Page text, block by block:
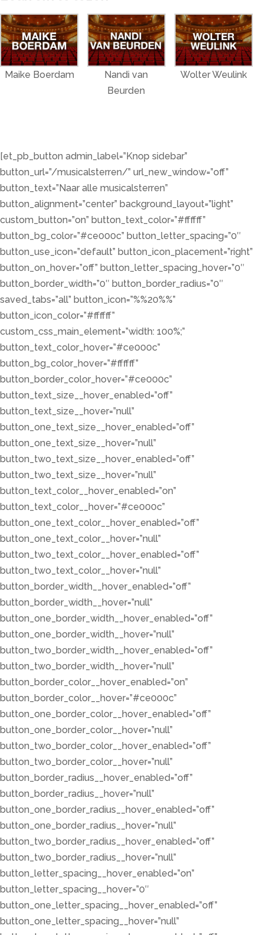
Maike Boerdam
Nandi van
Beurden
Wolter Weulink
[et_pb_button admin_label=”Knop sidebar”
button_url=”/musicalsterren/” url_new_window=”off”
button_text=”Naar alle musicalsterren”
button_alignment=”center” background_layout=”light”
custom_button=”on” button_text_color=”#ffffff”
button_bg_color=”#ce000c” button_letter_spacing=”0″
button_use_icon=”default” button_icon_placement=”right”
button_on_hover=”off” button_letter_spacing_hover=”0″
button_border_width=”0″ button_border_radius=”0″
saved_tabs=”all” button_icon=”%%20%%”
button_icon_color=”#ffffff”
custom_css_main_element=”width: 100%;”
button_text_color_hover=”#ce000c”
button_bg_color_hover=”#ffffff”
button_border_color_hover=”#ce000c”
button_text_size__hover_enabled=”off”
button_text_size__hover=”null”
button_one_text_size__hover_enabled=”off”
button_one_text_size__hover=”null”
button_two_text_size__hover_enabled=”off”
button_two_text_size__hover=”null”
button_text_color__hover_enabled=”on”
button_text_color__hover=”#ce000c”
button_one_text_color__hover_enabled=”off”
button_one_text_color__hover=”null”
button_two_text_color__hover_enabled=”off”
button_two_text_color__hover=”null”
button_border_width__hover_enabled=”off”
button_border_width__hover=”null”
button_one_border_width__hover_enabled=”off”
button_one_border_width__hover=”null”
button_two_border_width__hover_enabled=”off”
button_two_border_width__hover=”null”
button_border_color__hover_enabled=”on”
button_border_color__hover=”#ce000c”
button_one_border_color__hover_enabled=”off”
button_one_border_color__hover=”null”
button_two_border_color__hover_enabled=”off”
button_two_border_color__hover=”null”
button_border_radius__hover_enabled=”off”
button_border_radius__hover=”null”
button_one_border_radius__hover_enabled=”off”
button_one_border_radius__hover=”null”
button_two_border_radius__hover_enabled=”off”
button_two_border_radius__hover=”null”
button_letter_spacing__hover_enabled=”on”
button_letter_spacing__hover=”0″
button_one_letter_spacing__hover_enabled=”off”
button_one_letter_spacing__hover=”null”